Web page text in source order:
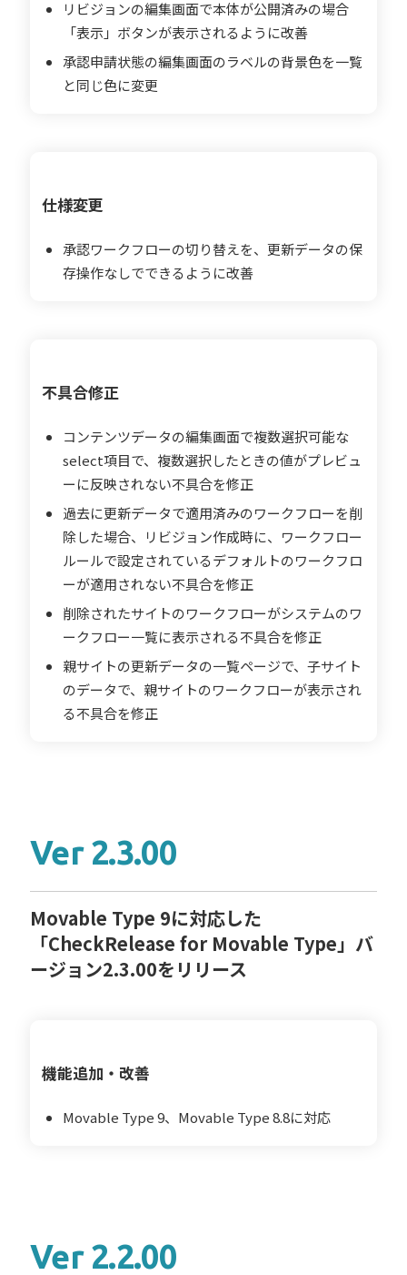
リビジョンの編集画面で本体が公開済みの場合
「表示」ボタンが表示されるように改善
承認申請状態の編集画面のラベルの背景色を一覧
と同じ色に変更
仕様変更
承認ワークフローの切り替えを、更新データの保
存操作なしでできるように改善
不具合修正
コンテンツデータの編集画面で複数選択可能な
select項目で、複数選択したときの値がプレビュ
ーに反映されない不具合を修正
過去に更新データで適用済みのワークフローを削
除した場合、リビジョン作成時に、ワークフロー
ルールで設定されているデフォルトのワークフロ
ーが適用されない不具合を修正
削除されたサイトのワークフローがシステムのワ
ークフロー一覧に表示される不具合を修正
親サイトの更新データの一覧ページで、子サイト
のデータで、親サイトのワークフローが表示され
る不具合を修正
Ver 2.3.00
Movable Type 9に対応した
「CheckRelease for Movable Type」バ
ージョン2.3.00をリリース
機能追加・改善
Movable Type 9、Movable Type 8.8に対応
Ver 2.2.00